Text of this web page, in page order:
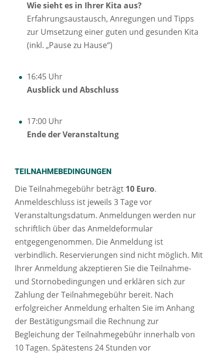
Wie sieht es in Ihrer Kita aus?
Erfahrungsaustausch, Anregungen und Tipps
zur Umsetzung einer guten und gesunden Kita
(inkl. „Pause zu Hause“)
16:45 Uhr
Ausblick und Abschluss
17:00 Uhr
Ende der Veranstaltung
TEILNAHMEBEDINGUNGEN
Die Teilnahmegebühr beträgt 10 Euro.
Anmeldeschluss ist jeweils 3 Tage vor
Veranstaltungsdatum. Anmeldungen werden nur
schriftlich über das Anmeldeformular
entgegengenommen. Die Anmeldung ist
verbindlich. Reservierungen sind nicht möglich. Mit
Ihrer Anmeldung akzeptieren Sie die Teilnahme-
und Stornobedingungen und erklären sich zur
Zahlung der Teilnahmegebühr bereit. Nach
erfolgreicher Anmeldung erhalten Sie im Anhang
der Bestätigungsmail die Rechnung zur
Begleichung der Teilnahmegebühr innerhalb von
10 Tagen. Spätestens 24 Stunden vor